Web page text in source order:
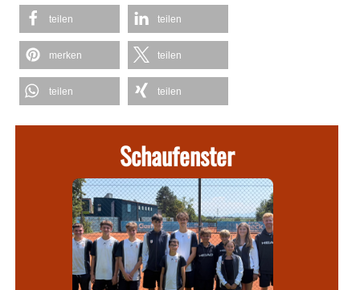
teilen teilen
merken teilen
teilen teilen
Schaufenster